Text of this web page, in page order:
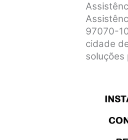
97070-
cidade
soluções